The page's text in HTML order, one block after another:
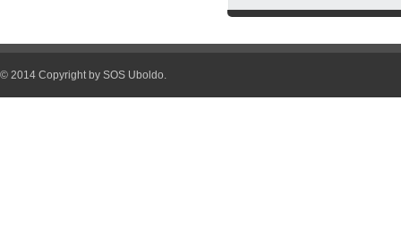
© 2014 Copyright by SOS Uboldo.